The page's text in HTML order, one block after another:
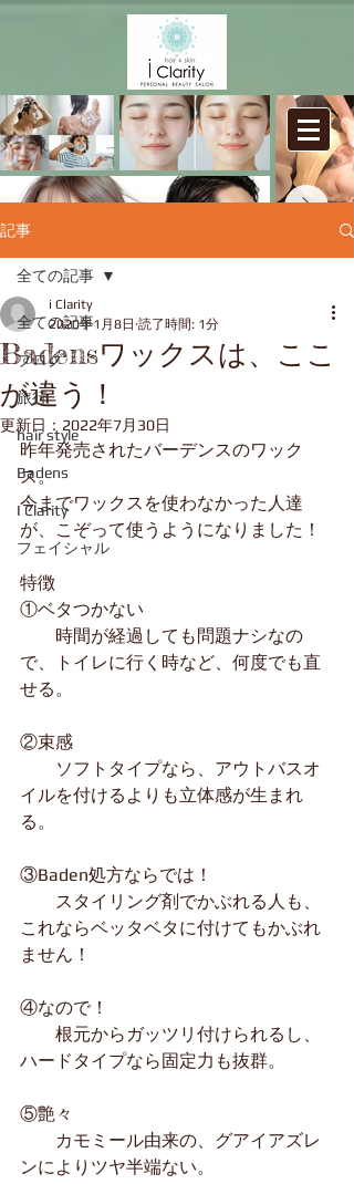
Badens Personal Beauty Salon
バーデンス髪質改善・肌質改善サロン
/ アイ クラリティ
記事
全ての記事
ブログ
旅行
hair style
Badens
I Clarity
フェイシャル
全ての記事
Badensワックスは、ここ
が違う！
i Clarity
2020年1月8日 読了時間: 1分
更新日： 2022年7月30日
昨年発売されたバーデンスのワック
ス。
今までワックスを使わなかった人達
が、こぞって使うようになりました！
特徴
①ベタつかない
時間が経過しても問題ナシなの
で、トイレに行く時など、何度でも直
せる。
②束感
ソフトタイプなら、アウトバスオ
イルを付けるよりも立体感が生まれ
る。
③Baden処方ならでは！
スタイリング剤でかぶれる人も、
これならベッタベタに付けてもかぶれ
ません！
④なので！
根元からガッツリ付けられるし、
ハードタイプなら固定力も抜群。
⑤艶々
カモミール由来の、グアイアズレ
ンによりツヤ半端ない。